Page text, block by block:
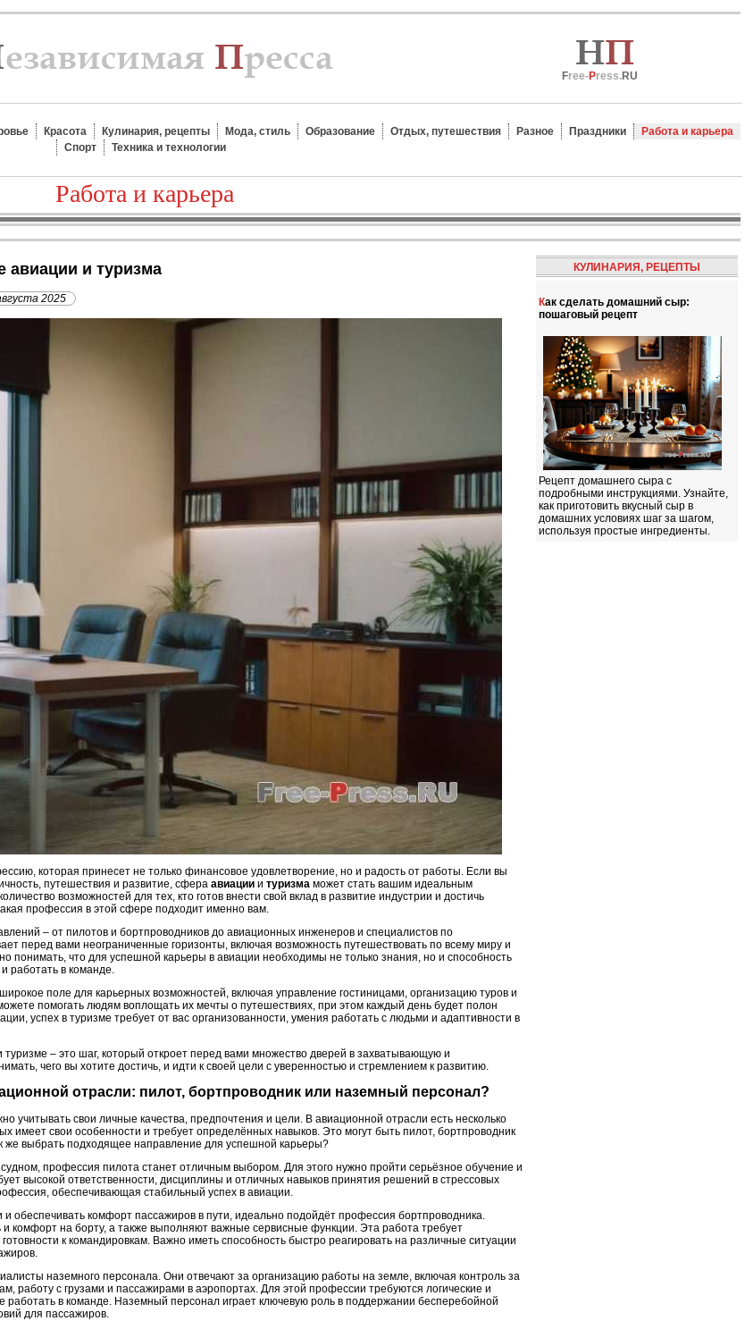
Free-Press.RU
Красота Кулинария, рецепты Мода, стиль Образование Отдых, путешествия Разное Праздники
Работа и карьера
Спорт
Техника и технологии
Работа и карьера
авиации и туризма
2025
которая принесет не только финансовое удовлетворение, но и радость от работы. Если вы
путешествия и развитие, сфера авиации и туризма может стать вашим идеальным
возможностей для тех, кто готов внести свой вклад в развитие индустрии и достичь
профессия в этой сфере подходит именно вам.
– от пилотов и бортпроводников до авиационных инженеров и специалистов по
перед вами неограниченные горизонты, включая возможность путешествовать по всему миру и
понимать, что для успешной карьеры в авиации необходимы не только знания, но и способность
работать в команде.
поле для карьерных возможностей, включая управление гостиницами, организацию туров и
помогать людям воплощать их мечты о путешествиях, при этом каждый день будет полон
успех в туризме требует от вас организованности, умения работать с людьми и адаптивности в
– это шаг, который откроет перед вами множество дверей в захватывающую и
чего вы хотите достичь, и идти к своей цели с уверенностью и стремлением к развитию.
отрасли: пилот, бортпроводник или наземный персонал?
учитывать свои личные качества, предпочтения и цели. В авиационной отрасли есть несколько
имеет свои особенности и требует определённых навыков. Это могут быть пилот, бортпроводник
же выбрать подходящее направление для успешной карьеры?
профессия пилота станет отличным выбором. Для этого нужно пройти серьёзное обучение и
высокой ответственности, дисциплины и отличных навыков принятия решений в стрессовых
обеспечивающая стабильный успех в авиации.
обеспечивать комфорт пассажиров в пути, идеально подойдёт профессия бортпроводника.
комфорт на борту, а также выполняют важные сервисные функции. Эта работа требует
к командировкам. Важно иметь способность быстро реагировать на различные ситуации
наземного персонала. Они отвечают за организацию работы на земле, включая контроль за
работу с грузами и пассажирами в аэропортах. Для этой профессии требуются логические и
работать в команде. Наземный персонал играет ключевую роль в поддержании бесперебойной
для пассажиров.
КУЛИНАРИЯ, РЕЦЕПТЫ
Как сделать домашний сыр:
пошаговый рецепт
Рецепт домашнего сыра с
подробными инструкциями. Узнайте,
как приготовить вкусный сыр в
домашних условиях шаг за шагом,
используя простые ингредиенты.